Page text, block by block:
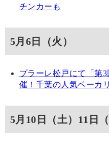
チンカーも
5月6日（火）
プラーレ松戸にて「第
催！千葉の人気ベーカ
5月10日（土）11日（